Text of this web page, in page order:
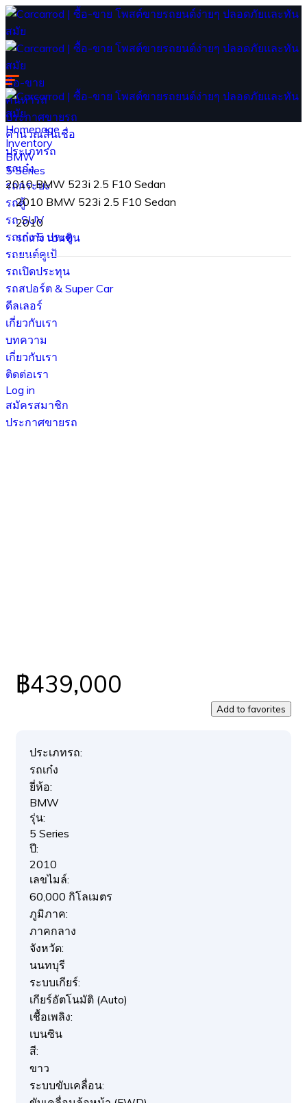
ซื้อ-ขาย
ค้นหารถ
ประกาศขายรถ
คำนวณสินเชื่อ
ประเภทรถ
รถเก๋ง
รถกระบะ
รถตู้
รถ SUV
รถเก๋ง 5 ประตู
รถยนต์คูเป้
รถเปิดประทุน
รถสปอร์ต & Super Car
ดีลเลอร์
เกี่ยวกับเรา
บทความ
เกี่ยวกับเรา
ติดต่อเรา
Log in
สมัครสมาชิก
ประกาศขายรถ
Homepage
Inventory
BMW
5 Series
2010 BMW 523i 2.5 F10 Sedan
2010 BMW 523i 2.5 F10 Sedan
2010
รถเก๋งเบนซิน
฿439,000
Add to favorites
ประเภทรถ:
รถเก๋ง
ยี่ห้อ:
BMW
รุ่น:
5 Series
ปี:
2010
เลขไมล์:
60,000 กิโลเมตร
ภูมิภาค:
ภาคกลาง
จังหวัด:
นนทบุรี
ระบบเกียร์:
เกียร์อัตโนมัติ (Auto)
เชื้อเพลิง:
เบนซิน
สี:
ขาว
ระบบขับเคลื่อน: